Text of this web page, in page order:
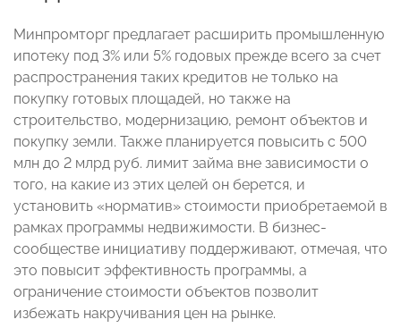
Минпромторг предлагает расширить промышленную
ипотеку под 3% или 5% годовых прежде всего за счет
распространения таких кредитов не только на
покупку готовых площадей, но также на
строительство, модернизацию, ремонт объектов и
покупку земли. Также планируется повысить с 500
млн до 2 млрд руб. лимит займа вне зависимости о
того, на какие из этих целей он берется, и
установить «норматив» стоимости приобретаемой в
рамках программы недвижимости. В бизнес-
сообществе инициативу поддерживают, отмечая, что
это повысит эффективность программы, а
ограничение стоимости объектов позволит
избежать накручивания цен на рынке.